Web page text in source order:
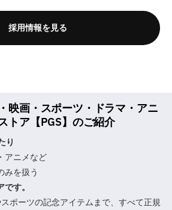
採用情報を見る
映画・スポーツ・ドラマ・アニ
トア【PGS】のご紹介
り
アニメなど
みを扱う
す。
ポーツの記念アイテムまで、すべて正規